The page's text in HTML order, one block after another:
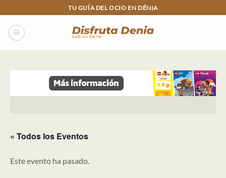
to
content
TU GUÍA DEL OCIO EN DÉNIA
« Todos los Eventos
Este evento ha pasado.